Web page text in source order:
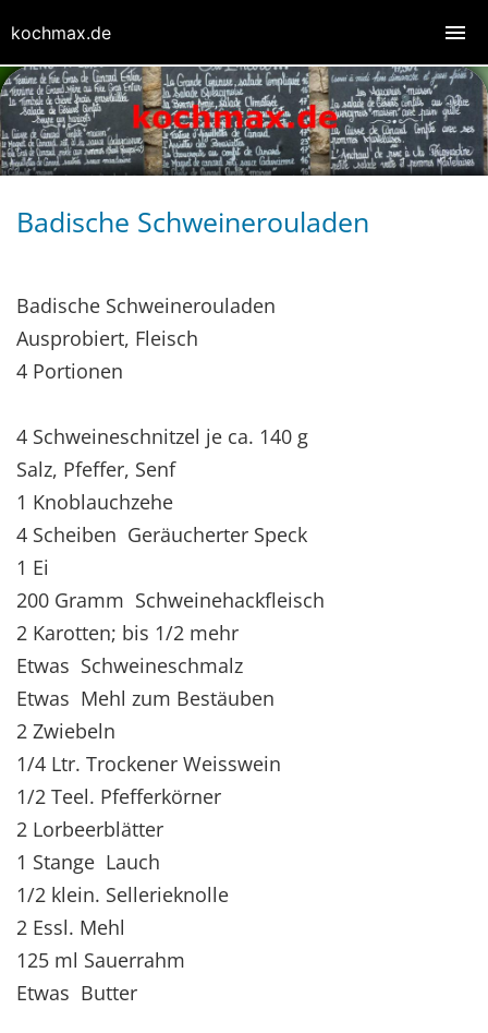
Badische Schweinerouladen
Badische Schweinerouladen
Ausprobiert, Fleisch
4 Portionen
4 Schweineschnitzel je ca. 140 g
Salz, Pfeffer, Senf
1 Knoblauchzehe
4 Scheiben Geräucherter Speck
1 Ei
200 Gramm Schweinehackfleisch
2 Karotten; bis 1/2 mehr
Etwas Schweineschmalz
Etwas Mehl zum Bestäuben
2 Zwiebeln
1/4 Ltr. Trockener Weisswein
1/2 Teel. Pfefferkörner
2 Lorbeerblätter
1 Stange Lauch
1/2 klein. Sellerieknolle
2 Essl. Mehl
125 ml Sauerrahm
Etwas Butter
kochmax.de